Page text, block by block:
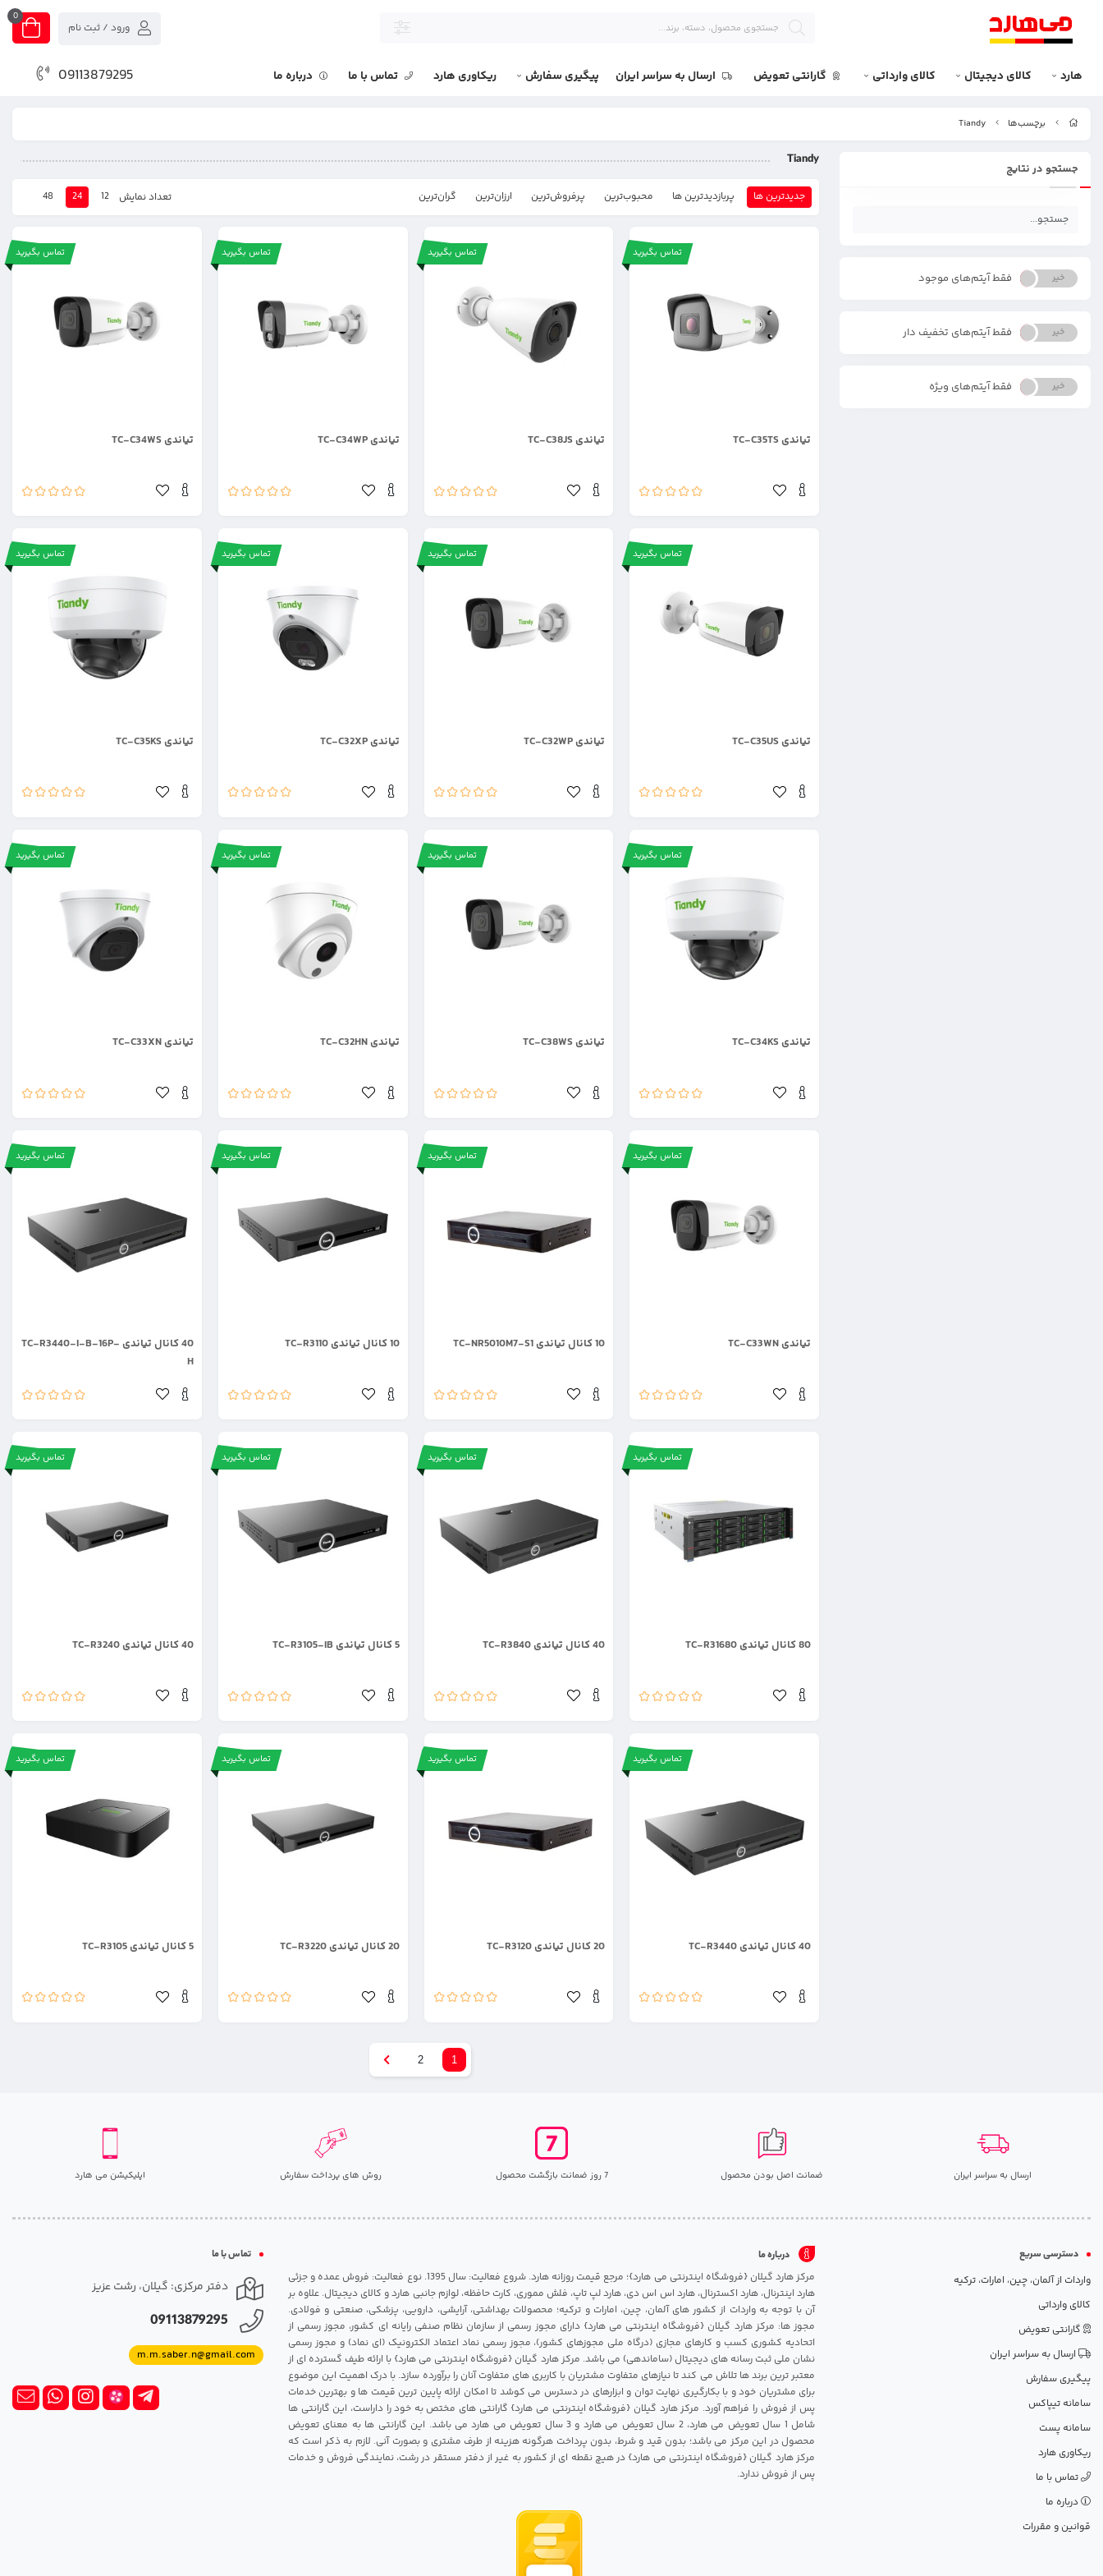
0
ورود / ثبت نام
هارد کالای دیجیتال کالای وارداتی گارانتی تعویض ارسال به سراسر ایران پیگیری سفارش ریکاوری هارد تماس با ما درباره ما 09113879295
برچسب‌ها Tiandy
جستجو در نتایج
بله خیر فقط آیتم‌های موجود
بله خیر فقط آیتم‌های تخفیف دار
بله خیر فقط آیتم‌های ویژه
Tiandy
جدیدترین ها پربازدیدترین ها محبوب‌‌ترین پرفروش‌ترین ارزان‌ترین گران‌ترین تعداد نمایش 12
24
48
تماس بگیرید
تیاندی TC-C35TS
تماس بگیرید
تیاندی TC-C38JS
تماس بگیرید
تیاندی TC-C34WP
تماس بگیرید
تیاندی TC-C34WS
تماس بگیرید
تیاندی TC-C35US
تماس بگیرید
تیاندی TC-C32WP
تماس بگیرید
تیاندی TC-C32XP
تماس بگیرید
تیاندی TC-C35KS
تماس بگیرید
تیاندی TC-C34KS
تماس بگیرید
تیاندی TC-C38WS
تماس بگیرید
تیاندی TC-C32HN
تماس بگیرید
تیاندی TC-C33XN
تماس بگیرید
تیاندی TC-C33WN
تماس بگیرید
10 کانال تیاندی TC-NR5010M7-S1
تماس بگیرید
10 کانال تیاندی TC-R3110
تماس بگیرید
40 کانال تیاندی TC-R3440-I-B-16P-
H
تماس بگیرید
80 کانال تیاندی TC-R31680
تماس بگیرید
40 کانال تیاندی TC-R3840
تماس بگیرید
5 کانال تیاندی TC-R3105-IB
تماس بگیرید
40 کانال تیاندی TC-R3240
تماس بگیرید
40 کانال تیاندی TC-R3440
تماس بگیرید
20 کانال تیاندی TC-R3120
تماس بگیرید
20 کانال تیاندی TC-R3220
تماس بگیرید
5 کانال تیاندی TC-R3105
1
2
ارسال به سراسر ایران ضمانت اصل بودن محصول 7 روز ضمانت بازگشت محصول روش های پرداخت سفارش اپلیکیشن می هارد
دسترسی سریع
واردات از آلمان، چین، امارات، ترکیه
کالای وارداتی
گارانتی تعویض
ارسال به سراسر ایران
پیگیری سفارش
سامانه تیپاکس
سامانه پست
ریکاوری هارد
تماس با ما
درباره ما
قوانین و مقررات
درباره ما
مرکز هارد گیلان {فروشگاه اینترنتی می هارد}؛ مرجع قیمت روزانه هارد. شروع فعالیت: سال 1395. نوع فعالیت: فروش عمده و جزئی
هارد اینترنال، هارد اکسترنال، هارد اس اس دی، هارد لپ تاپ، فلش مموری، کارت حافظه، لوازم جانبی هارد و کالای دیجیتال. علاوه بر
آن با توجه به واردات از کشور های آلمان، چین، امارات و ترکیه؛ محصولات بهداشتی، آرایشی، دارویی، پزشکی، صنعتی و فولادی.
مجوز ها: مرکز هارد گیلان {فروشگاه اینترنتی می هارد} دارای مجوز رسمی از سازمان نظام صنفی رایانه ای کشور، مجوز رسمی از
اتحادیه کشوری کسب و کارهای مجازی (درگاه ملی مجوزهای کشور)، مجوز رسمی نماد اعتماد الکترونیک (ای نماد) و مجوز رسمی
نشان ملی ثبت رسانه های دیجیتال (ساماندهی) می باشد. مرکز هارد گیلان {فروشگاه اینترنتی می هارد} با ارائه طیف گسترده ای از
معتبر ترین برند ها تلاش می کند تا نیازهای متفاوت مشتریان با کاربری های متفاوت آنان را برآورده سازد. با درک اهمیت این موضوع
برای مشتریان خود و با بکارگیری نهایت توان و ابزارهای در دسترس می کوشد تا امکان ارائه پایین ترین قیمت ها و بهترین خدمات
پس از فروش را فراهم آورد. مرکز هارد گیلان {فروشگاه اینترنتی می هارد} گارانتی های مختص به خود را داراست، این گارانتی ها
شامل 1 سال تعویض می هارد، 2 سال تعویض می هارد و 3 سال تعویض می هارد می باشد. این گارانتی ها به معنای تعویض
محصول در این مرکز می باشد؛ بدون قید و شرط، بدون پرداخت هرگونه هزینه از طرف مشتری و بصورت آنی. لازم به ذکر است که
مرکز هارد گیلان {فروشگاه اینترنتی می هارد} در هیچ نقطه ای از کشور به غیر از دفتر مستقر در رشت، نمایندگی فروش و خدمات
پس از فروش ندارد.
تماس با ما
دفتر مرکزی: گیلان، رشت عزیز
09113879295
m.m.saber.n@gmail.com